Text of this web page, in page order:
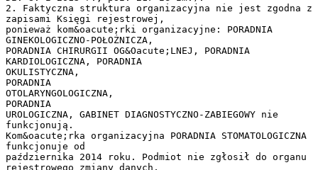
2. Faktyczna struktura organizacyjna nie jest zgodna z
zapisami Księgi rejestrowej,
ponieważ kom&oacute;rki organizacyjne: PORADNIA
GINEKOLOGICZNO-POŁOŻNICZA,
PORADNIA CHIRURGII OG&Oacute;LNEJ, PORADNIA
KARDIOLOGICZNA, PORADNIA
OKULISTYCZNA,
PORADNIA
OTOLARYNGOLOGICZNA,
PORADNIA
UROLOGICZNA, GABINET DIAGNOSTYCZNO-ZABIEGOWY nie
funkcjonują.
Kom&oacute;rka organizacyjna PORADNIA STOMATOLOGICZNA
funkcjonuje od
października 2014 roku. Podmiot nie zgłosił do organu
rejestrowego zmiany danych,